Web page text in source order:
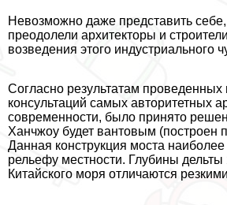
Невозможно даже представить себе,
преодолели архитекторы и
возведения этого индустриального
Согласно результатам проведенных
консультаций самых авторитетных
современности, было принято
Ханчжоу будет вантовым (построен
Данная конструкция моста наиболее
рельефу местности. Глубины
Китайского моря отличаются